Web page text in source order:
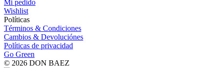
Mi pedido
Wishlist
Políticas
Términos & Condiciones
Cambios & Devoluciónes
Políticas de privacidad
Go Green
© 2026 DON BAEZ